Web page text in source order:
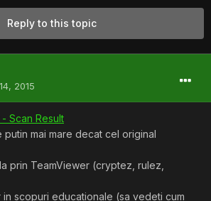
Reply to this topic
2015
Scan Result
putin mai mare decat cel original
prin TeamViewer (cryptez, rulez,
scopuri educationale (sa vedeti cum